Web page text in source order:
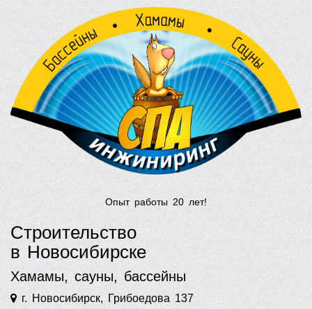
Опыт работы 20 лет!
Строительство
в Новосибирске
Хамамы, сауны, бассейны
г. Новосибирск, Грибоедова 137